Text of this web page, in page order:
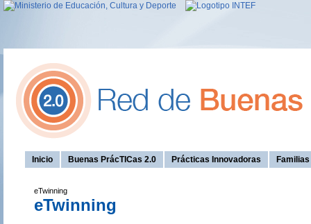
Inicio Buenas PrácTICas 2.0 Prácticas Innovadoras
eTwinning
eTwinning